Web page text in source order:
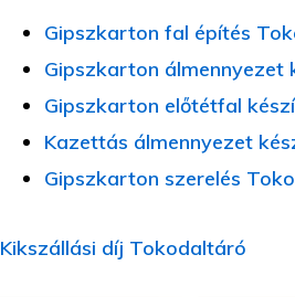
Gipszkarton fal építés
Gipszkarton álmennyezet
Gipszkarton előtétfal
Kazettás álmennyezet
Gipszkarton szerelés
Kikszállási díj Tokodaltáró